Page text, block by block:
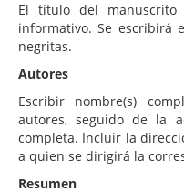
El título del manuscrito
informativo. Se escribirá
negritas.
Autores
Escribir nombre(s)
autores, seguido de la
completa. Incluir la
a quien se dirigirá la
Resumen